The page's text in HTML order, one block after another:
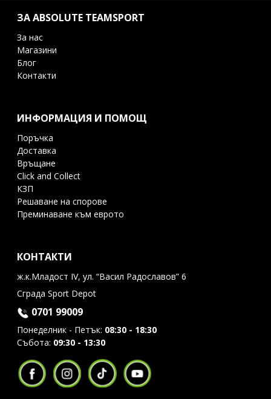
ЗА ABSOLUTE TEAMSPORT
За нас
Магазини
Блог
Контакти
ИНФОРМАЦИЯ И ПОМОЩ
Поръчка
Доставка
Връщане
Click and Collect
КЗП
Решаване на спорове
Преминаване към еврото
КОНТАКТИ
ж.к.Младост IV, ул. “Васил Радославов” 6
Сграда Sport Depot
0701 99009
Понеделник - Петък: 08:30 - 18:30
Събота: 09:30 - 13:30